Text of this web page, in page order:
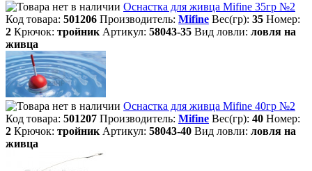
Оснастка для живца Mifine 35гр №2
Код товара: 501206 Производитель: Mifine Вес(гр): 35 Номер:
2 Крючок: тройник Артикул: 58043-35 Вид ловли: ловля на
живца
Оснастка для живца Mifine 40гр №2
Код товара: 501207 Производитель: Mifine Вес(гр): 40 Номер:
2 Крючок: тройник Артикул: 58043-40 Вид ловли: ловля на
живца